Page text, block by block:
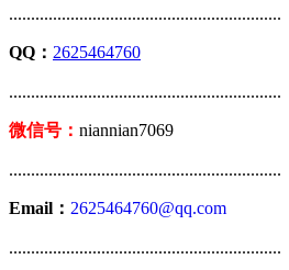
..............................................................
QQ： 2625464760
..............................................................
微信号： niannian7069
..............................................................
Email： 2625464760@qq.com
..............................................................